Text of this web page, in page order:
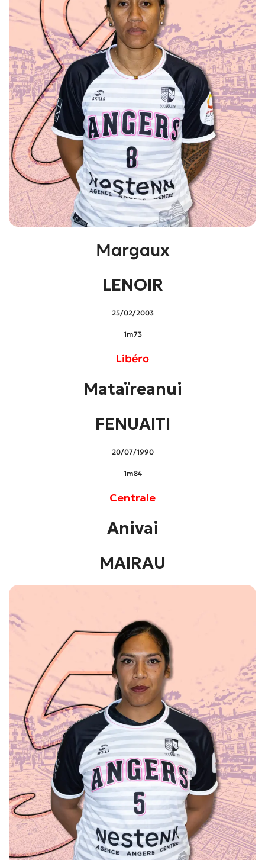
Margaux
LENOIR
25/02/2003
1m73
Libéro
Mataïreanui
FENUAITI
20/07/1990
1m84
Centrale
Anivai
MAIRAU
Pointue